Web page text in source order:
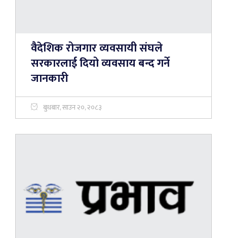
वैदेशिक रोजगार व्यवसायी संघले
सरकारलाई दियो व्यवसाय बन्द गर्ने
जानकारी
बुधबार, साउन २०, २०८३